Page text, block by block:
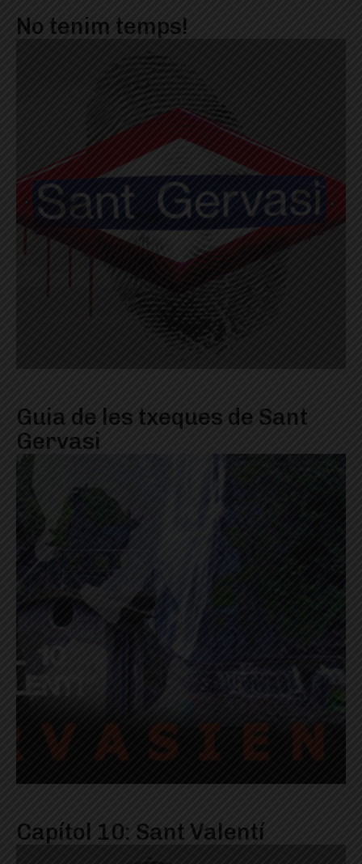
No tenim temps!
Guia de les txeques de Sant
Gervasi
Capítol 10: Sant Valentí